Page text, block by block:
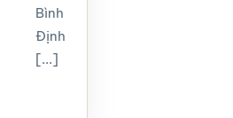
Bình
Định
[...]